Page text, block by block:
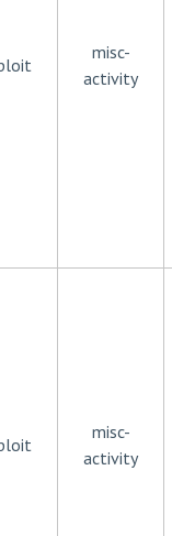
misc-
activity
misc-
activity